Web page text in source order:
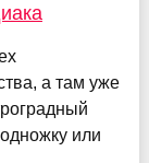
а там уже
или